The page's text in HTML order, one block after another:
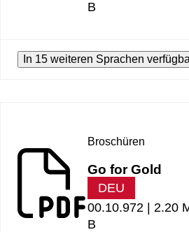
B
In 15 weiteren Sprachen
Broschüren
Go for Gold
DEU
00.10.972 | 2.20
B